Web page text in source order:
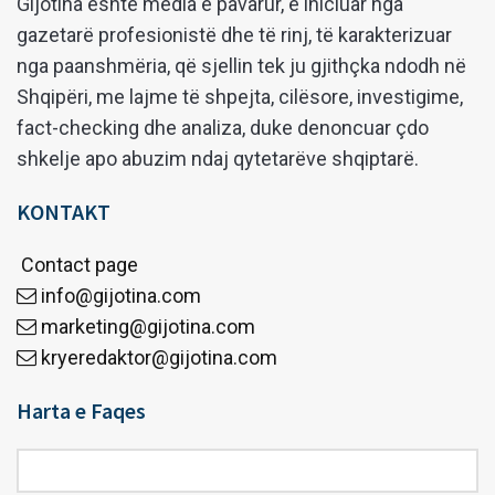
gazetarë profesionistë dhe të rinj, të karakterizuar
nga paanshmëria, që sjellin tek ju gjithçka ndodh në
Shqipëri, me lajme të shpejta, cilësore, investigime,
fact-checking dhe analiza, duke denoncuar çdo
shkelje apo abuzim ndaj qytetarëve shqiptarë.
KONTAKT
Contact page
info@gijotina.com
marketing@gijotina.com
kryeredaktor@gijotina.com
Harta e Faqes